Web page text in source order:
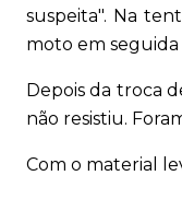
suspeita". Na
moto em seguida
Depois da troca
não resistiu.
Com o material